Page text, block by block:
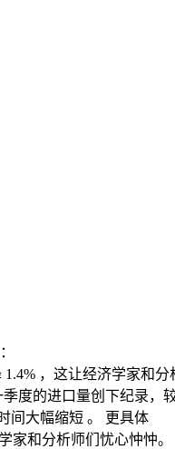
，这让经济学家
度的进口量创下纪录
间大幅缩短 。 更具体
家和分析师们忧心忡忡。